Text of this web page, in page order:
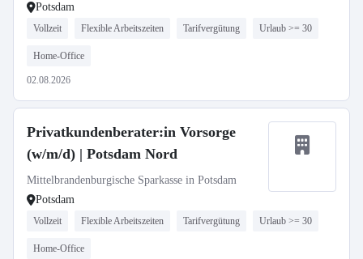
Potsdam
Vollzeit Flexible Arbeitszeiten Tarifvergütung Urlaub >= 30
Home-Office
02.08.2026
Privatkundenberater:in Vorsorge
(w/m/d) | Potsdam Nord
Mittelbrandenburgische Sparkasse in Potsdam
Potsdam
Vollzeit Flexible Arbeitszeiten Tarifvergütung Urlaub >= 30
Home-Office